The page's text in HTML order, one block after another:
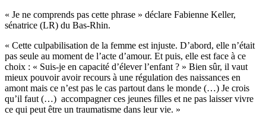
« Je ne comprends pas cette phrase » déclare Fabienne Keller,
sénatrice (LR) du Bas-Rhin.
« Cette culpabilisation de la femme est injuste. D’abord, elle n’était
pas seule au moment de l’acte d’amour. Et puis, elle est face à ce
choix : « Suis-je en capacité d’élever l’enfant ? » Bien sûr, il vaut
mieux pouvoir avoir recours à une régulation des naissances en
amont mais ce n’est pas le cas partout dans le monde (…) Je crois
qu’il faut (…) accompagner ces jeunes filles et ne pas laisser vivre
ce qui peut être un traumatisme dans leur vie. »